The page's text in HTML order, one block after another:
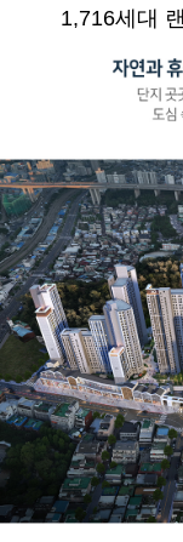
1,716세대